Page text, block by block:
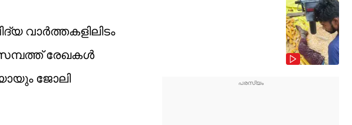
വാര്‍ത്തകളിലിടം
സമ്പത്ത് രേഖകള്‍
ജോലി